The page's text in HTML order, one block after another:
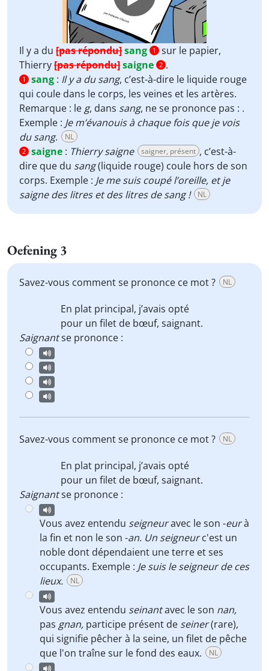
Il y a du [pas répondu]sang 1
sur le papier,
Thierry[pas répondu]saigne 2 .
1 sang : Il y a du sang, c’est-à-dire le liquide rouge
qui coule dans le corps, les veines et les artères.
Remarque : le g, dans sang, ne se prononce pas : .
Exemple : Je m’évanouis à chaque fois que je vois
du sang. NL
2 saigne : Thierry saigne saigner, présent , c’est-à-
dire que du sang(liquide rouge) coule hors de son
corps. Exemple : Je me suis coupé l’oreille, et je
saigne des litres et des litres de sang !
NL
Oefening 3
Savez-vous comment se prononce ce mot ? NL
En plat principal, j’avais opté
pour un filet de bœuf, saignant.
Saignantse prononce :
Savez-vous comment se prononce ce mot ? NL
En plat principal, j’avais opté
pour un filet de bœuf, saignant.
Saignantse prononce :
Vous avez entendu seigneuravec le son -eurà
la fin et non le son -an. Un seigneurc'est un
noble dont dépendaient une terre et ses
occupants. Exemple : Je suis le seigneur de ces
lieux.
NL
Vous avez entendu seinantavec le son nan,
pas gnan, participe présent de seiner(rare),
qui signifie pêcher à la seine, un filet de pêche
que l'on traîne sur le fond des eaux.
NL